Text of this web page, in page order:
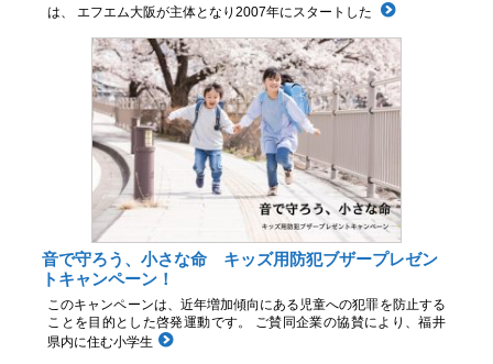
は、 エフエム大阪が主体となり2007年にスタートした
音で守ろう、小さな命 キッズ用防犯ブザープレゼン
トキャンペーン！
このキャンペーンは、近年増加傾向にある児童への犯罪を防止する
ことを目的とした啓発運動です。 ご賛同企業の協賛により、福井
県内に住む小学生